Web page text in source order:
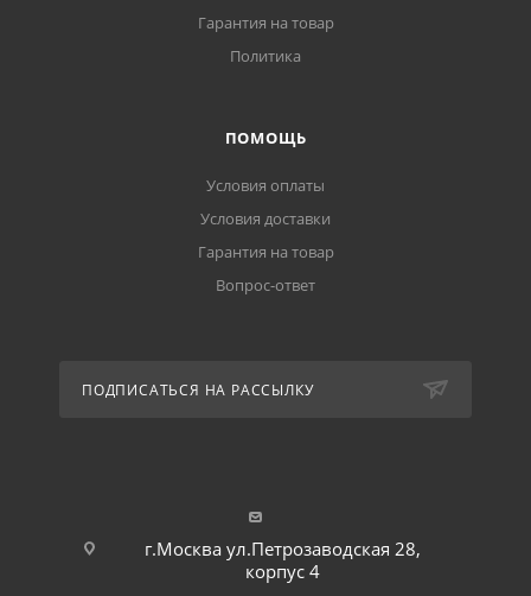
Гарантия на товар
Политика
ПОМОЩЬ
Условия оплаты
Условия доставки
Гарантия на товар
Вопрос-ответ
ПОДПИСАТЬСЯ НА РАССЫЛКУ
г.Москва ул.Петрозаводская 28,
корпус 4